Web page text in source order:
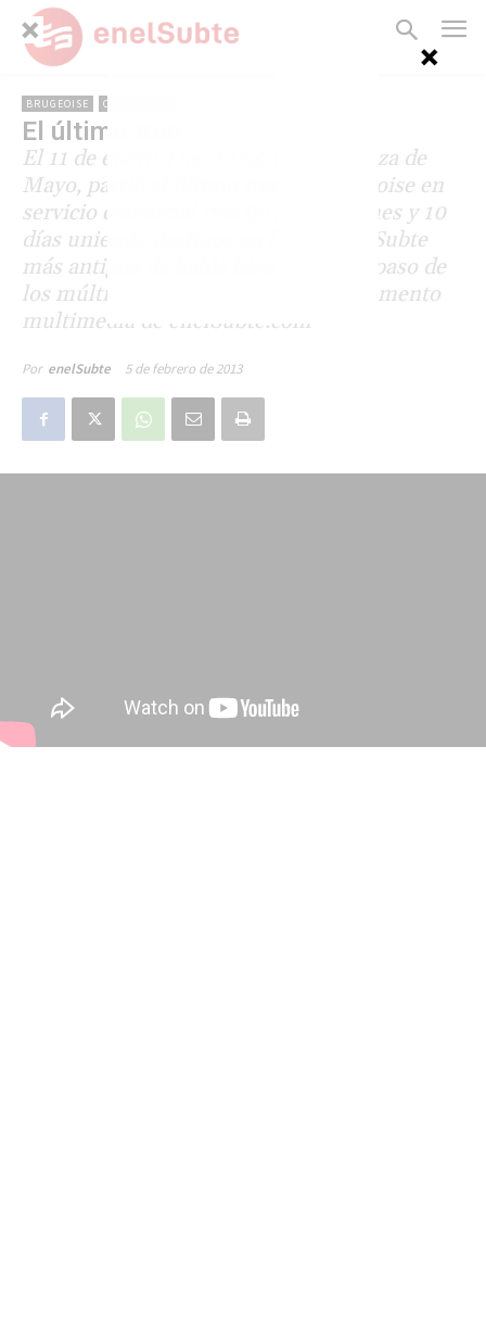
BRUGEOISE CENTENARIO
El último tren
El 11 de enero a las 22:54 y desde Plaza de
Mayo, partió el último tren La Brugeoise en
servicio comercial tras 99 años, un mes y 10
días uniendo destinos en la línea de Subte
más antigua de habla hispana. Un repaso de
los múltiples homenajes, en un documento
multimedia de enelSubte.com
Por enelSubte 5 de febrero de 2013